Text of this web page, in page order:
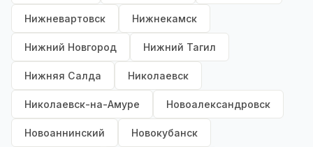
Нижневартовск Нижнекамск
Нижний Новгород Нижний Тагил
Нижняя Салда Николаевск
Николаевск-на-Амуре Новоалександровск
Новоаннинский Новокубанск